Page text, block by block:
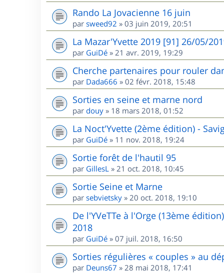
Rando La Jovacienne 16 juin
par sweed92 » 03 juin 2019, 20:51
La Mazar'Yvette 2019 [91] 26/05/
par GuiDé » 21 avr. 2019, 19:29
Cherche partenaires pour rouler
par Dada666 » 02 févr. 2018, 15:48
Sorties en seine et marne nord
par douy » 18 mars 2018, 01:52
La Noct'Yvette (2ème édition) -
par GuiDé » 11 nov. 2018, 19:24
Sortie forêt de l'hautil 95
par GillesL » 21 oct. 2018, 10:45
Sortie Seine et Marne
par sebvietsky » 20 oct. 2018, 19:10
De l'YVeTTe à l'Orge (13ème
2018
par GuiDé » 07 juil. 2018, 16:50
Sorties régulières « couples » au
par Deuns67 » 28 mai 2018, 17:41